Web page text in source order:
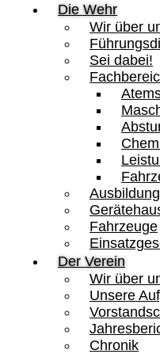
Die Wehr
Wir über
Sei dabei!
Ausbildung
Fahrzeuge
Der Verein
Wir über
Unsere
Chronik